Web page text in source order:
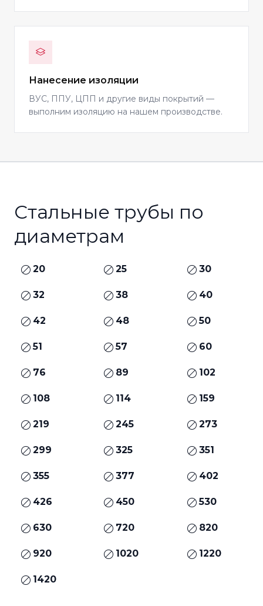
Нанесение изоляции
ВУС, ППУ, ЦПП и другие виды покрытий —
выполним изоляцию на нашем производстве.
Стальные трубы по
диаметрам
20 25 30
32 38 40
42 48 50
51 57 60
76 89 102
108 114 159
219 245 273
299 325 351
355 377 402
426 450 530
630 720 820
920 1020 1220
1420